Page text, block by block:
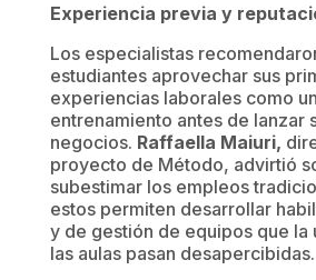
Experiencia previa y
Los especialistas
estudiantes aprovechar sus
experiencias laborales como
entrenamiento antes de lanzar
negocios. Raffaella Maiuri,
proyecto de Método, advirtió
subestimar los empleos
estos permiten desarrollar
y de gestión de equipos que la
las aulas pasan desapercibidas.